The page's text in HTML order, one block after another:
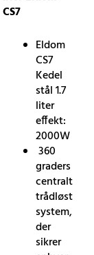
CS7
Eldom
CS7
Kedel
stål 1.7
liter
effekt:
2000W
360
graders
centralt
trådløst
system,
der
sikrer